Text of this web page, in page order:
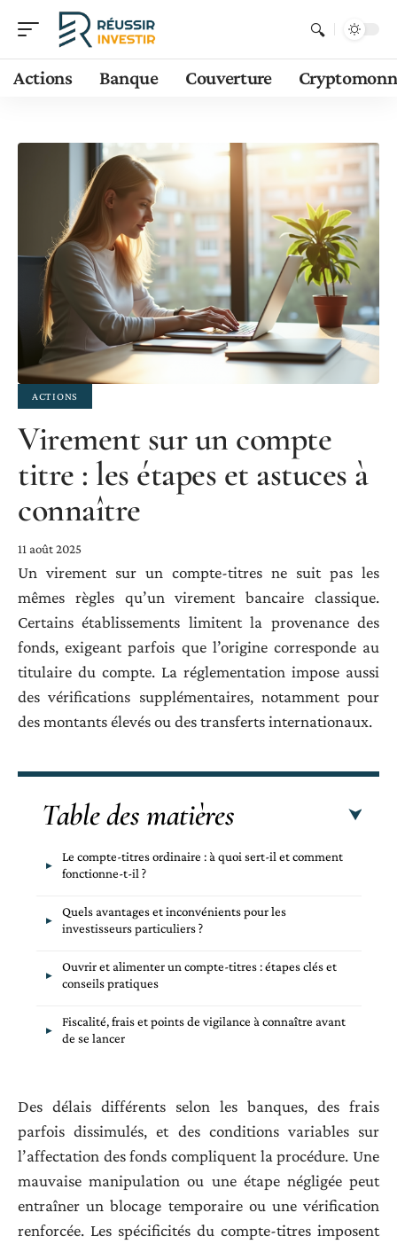
Actions Banque Couverture
ACTIONS
Virement sur un compte
titre : les étapes et astuces à
connaître
11 août 2025
Un virement sur un compte-titres ne suit pas les
mêmes règles qu’un virement bancaire classique.
Certains établissements limitent la provenance des
fonds, exigeant parfois que l’origine corresponde au
titulaire du compte. La réglementation impose aussi
des vérifications supplémentaires, notamment pour
des montants élevés ou des transferts internationaux.
Table des matières
Le compte-titres ordinaire : à quoi sert-il et comment
fonctionne-t-il ?
Quels avantages et inconvénients pour les
investisseurs particuliers ?
Ouvrir et alimenter un compte-titres : étapes clés et
conseils pratiques
Fiscalité, frais et points de vigilance à connaître avant
de se lancer
Des délais différents selon les banques, des frais
parfois dissimulés, et des conditions variables sur
l’affectation des fonds compliquent la procédure. Une
mauvaise manipulation ou une étape négligée peut
entraîner un blocage temporaire ou une vérification
renforcée. Les spécificités du compte-titres imposent